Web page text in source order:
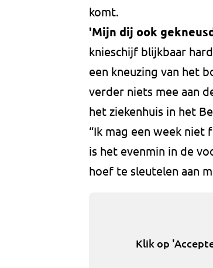
komt.
'Mijn dij ook
knieschijf blijkbaar
een kneuzing van het
verder niets mee aan
het ziekenhuis in het
“Ik mag een week niet
is het evenmin in de
hoef te sleutelen aan
Klik op